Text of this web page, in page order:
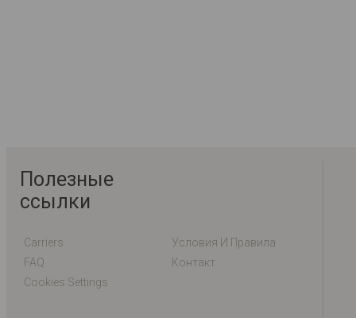
Полезные
ссылки
Carriers
Условия И Правила
FAQ
Контакт
Cookies Settings